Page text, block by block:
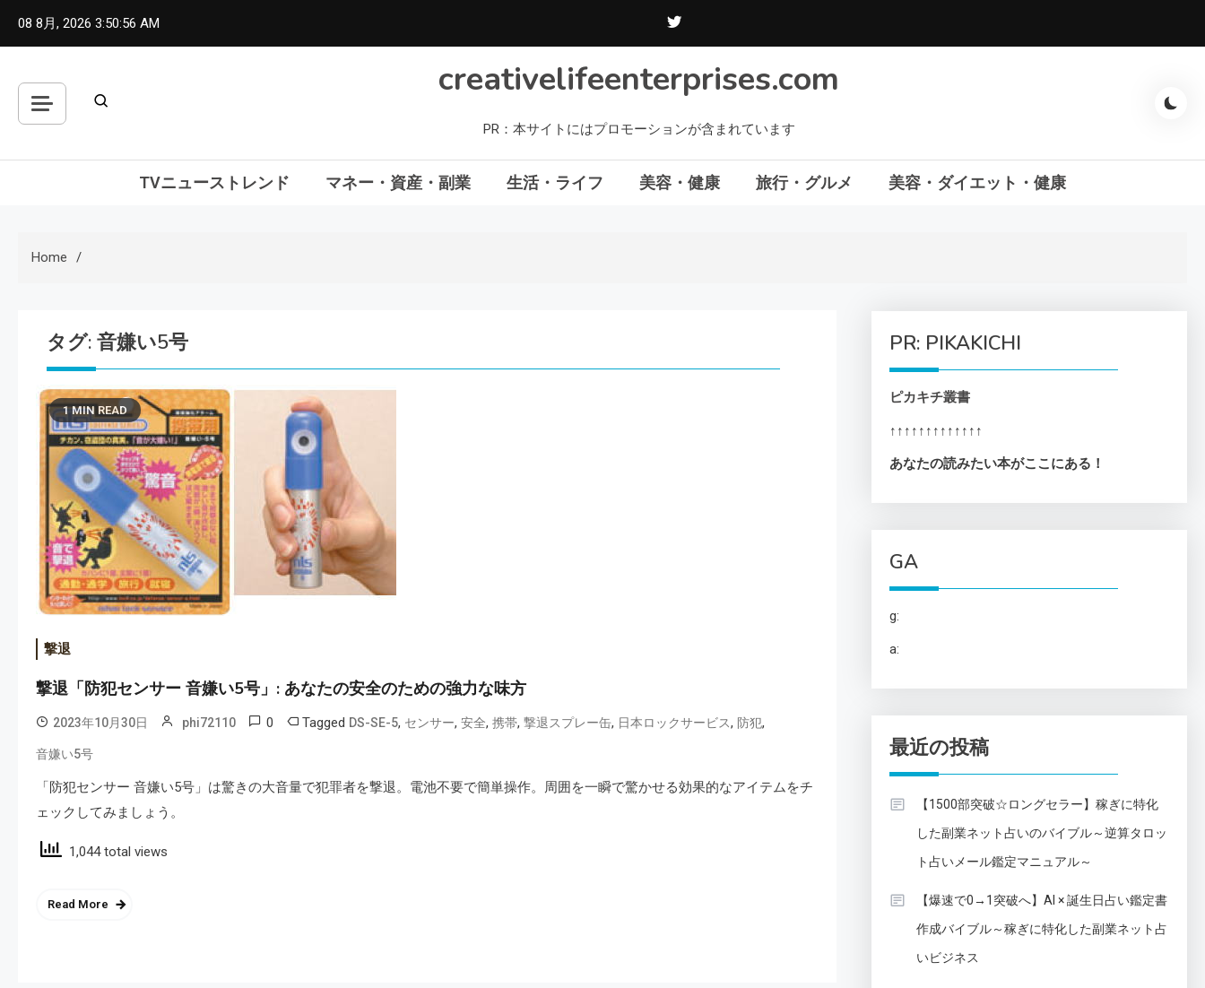
08 8月, 2026 3:50:57 AM
creativelifeenterprises.com
PR：本サイトにはプロモーションが含まれています
TVニューストレンド マネー・資産・副業 生活・ライフ 美容・健康 旅行・グルメ 美容・ダイエット・健康
Home
タグ: 音嫌い5号
1 MIN READ
撃退
撃退「防犯センサー 音嫌い5号」: あなたの安全のための強力な味方
2023年10月30日 phi72110 0 Tagged DS-SE-5, センサー, 安全, 携帯, 撃退スプレー缶, 日本ロックサービス, 防犯,
音嫌い5号
「防犯センサー 音嫌い5号」は驚きの大音量で犯罪者を撃退。電池不要で簡単操作。周囲を一瞬で驚かせる効果的なアイテムをチ
ェックしてみましょう。
1,044 total views
Read More
PR: PIKAKICHI
ピカキチ叢書
↑↑↑↑↑↑↑↑↑↑↑↑↑
あなたの読みたい本がここにある！
GA
g:
a:
最近の投稿
【1500部突破☆ロングセラー】稼ぎに特化
した副業ネット占いのバイブル～逆算タロッ
ト占いメール鑑定マニュアル～
【爆速で0→1突破へ】AI × 誕生日占い鑑定書
作成バイブル～稼ぎに特化した副業ネット占
いビジネス